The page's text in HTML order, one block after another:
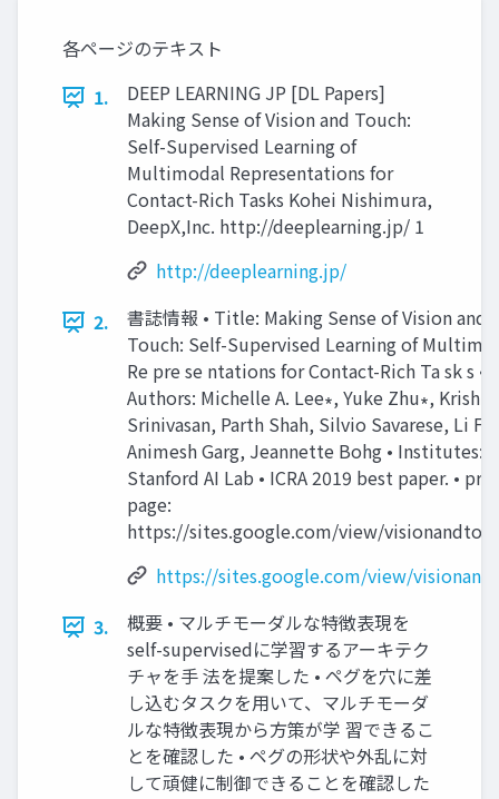
各ページのテキスト
1.
DEEP LEARNING JP [DL Papers]
Making Sense of Vision and Touch:
Self-Supervised Learning of
Multimodal Representations for
Contact-Rich Tasks Kohei Nishimura,
DeepX,Inc. http://deeplearning.jp/ 1
http://deeplearning.jp/
2.
書誌情報 • Title: Making Sense of Vision and
Touch: Self-Supervised Learning of
Re pre se ntations for Contact-Rich Ta sk s •
Authors: Michelle A. Lee∗, Yuke Zhu∗,
Srinivasan, Parth Shah, Silvio Savarese, Li
Animesh Garg, Jeannette Bohg • Institutes: –
Stanford AI Lab • ICRA 2019 best paper. •
page:
https://sites.google.com/view/
https://sites.google.com/view/
3.
概要 • マルチモーダルな特徴表現を
self-supervisedに学習するアーキテク
チャを手 法を提案した • ペグを穴に差
し込むタスクを用いて、マルチモーダ
ルな特徴表現から方策が学 習できるこ
とを確認した • ペグの形状や外乱に対
して頑健に制御できることを確認した